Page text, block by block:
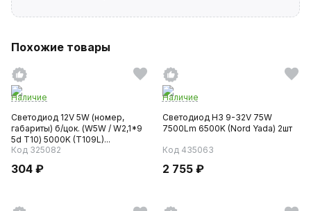
Похожие товары
Наличие
Светодиод 12V 5W (номер,
габариты) б/цок. (W5W / W2,1*9
5d T10) 5000K (T109L)...
Код 325082
304 ₽
Наличие
Светодиод H3 9-32V 75W
7500Lm 6500K (Nord Yada) 2шт
Код 435063
2 755 ₽